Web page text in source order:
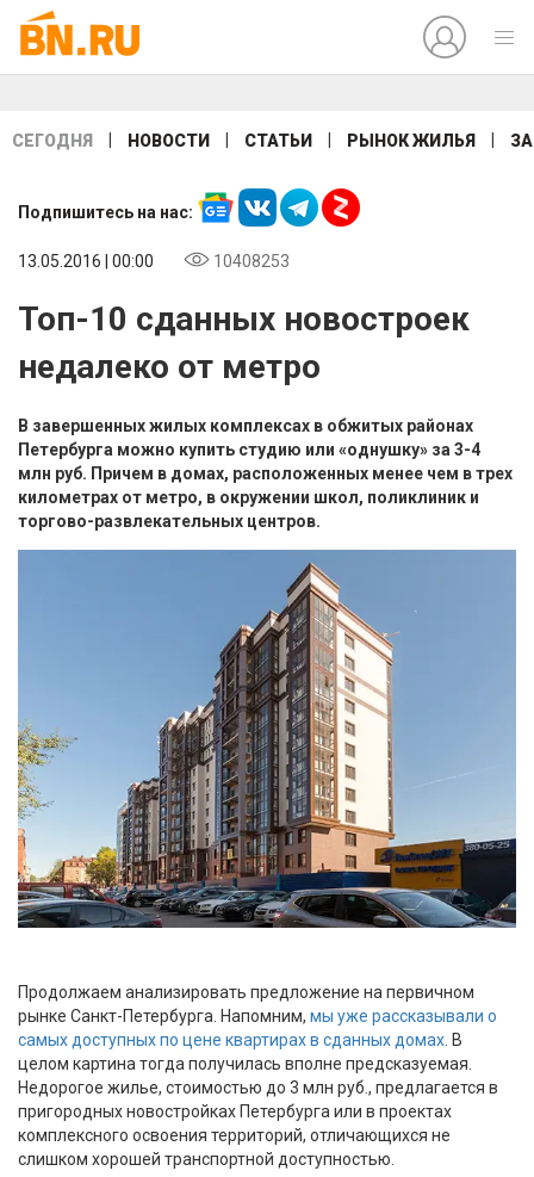
СЕГОДНЯ НОВОСТИ СТАТЬИ РЫНОК ЖИЛЬЯ
Подпишитесь на нас:
13.05.2016 | 00:00 10408253
Топ-10 сданных новостроек
недалеко от метро
В завершенных жилых комплексах в обжитых районах
Петербурга можно купить студию или «однушку» за 3-4
млн руб. Причем в домах, расположенных менее чем в трех
километрах от метро, в окружении школ, поликлиник и
торгово-развлекательных центров.
Продолжаем анализировать предложение на первичном
рынке Санкт-Петербурга. Напомним, мы уже рассказывали о
самых доступных по цене квартирах в сданных домах . В
целом картина тогда получилась вполне предсказуемая.
Недорогое жилье, стоимостью до 3 млн руб., предлагается в
пригородных новостройках Петербурга или в проектах
комплексного освоения территорий, отличающихся не
слишком хорошей транспортной доступностью.